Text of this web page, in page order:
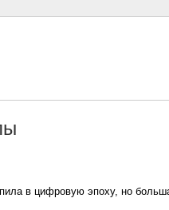
в цифровую эпоху, но